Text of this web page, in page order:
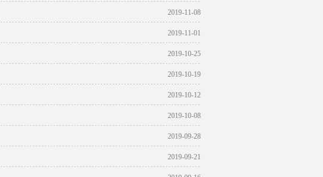
2019-11-08
2019-11-01
2019-10-25
2019-10-19
2019-10-12
2019-10-08
2019-09-28
2019-09-21